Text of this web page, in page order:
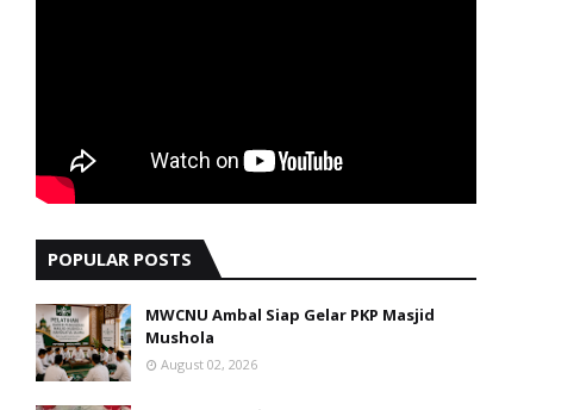
POPULAR POSTS
MWCNU Ambal Siap Gelar PKP Masjid
Mushola
August 02, 2026